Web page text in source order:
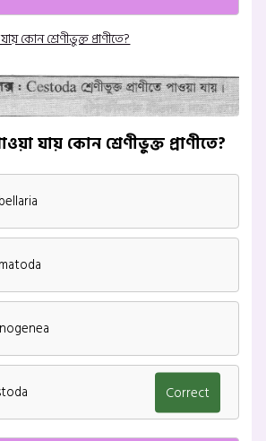
কোন শ্রেণীভুক্ত প্রাণীতে?
যায় কোন শ্রেণীভুক্ত প্রাণীতে?
Correct